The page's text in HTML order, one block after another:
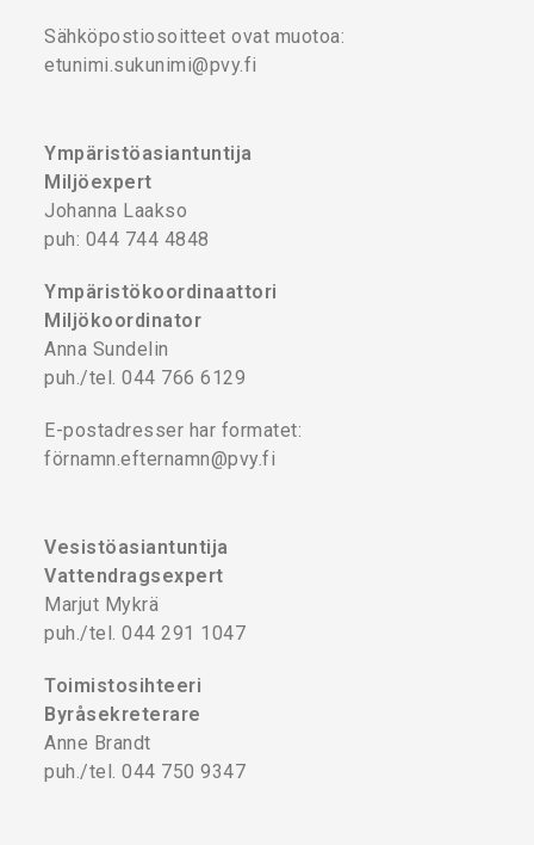
Sähköpostiosoitteet ovat muotoa:
etunimi.sukunimi@pvy.fi
Ympäristöasiantuntija
Miljöexpert
Johanna Laakso
puh: 044 744 4848
Ympäristökoordinaattori
Miljökoordinator
Anna Sundelin
puh./tel. 044 766 6129
E-postadresser har formatet:
förnamn.efternamn@pvy.fi
Vesistöasiantuntija
Vattendragsexpert
Marjut Mykrä
puh./tel. 044 291 1047
Toimistosihteeri
Byråsekreterare
Anne Brandt
puh./tel. 044 750 9347